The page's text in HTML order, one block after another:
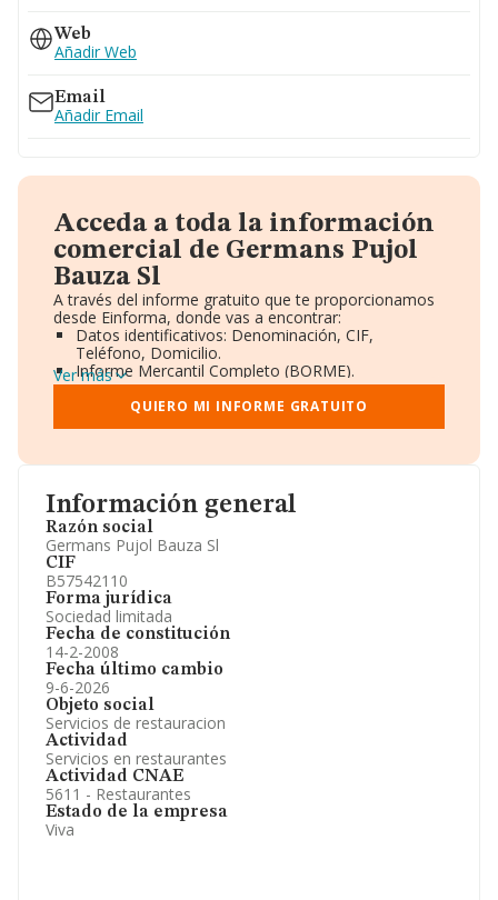
Información general
Razón social
Germans Pujol Bauza Sl
CIF
B57542110
Forma jurídica
Sociedad limitada
Fecha de constitución
14-2-2008
Fecha último cambio
9-6-2026
Objeto social
Servicios de restauracion
Actividad
Servicios en restaurantes
Actividad CNAE
5611 - Restaurantes
Estado de la empresa
Viva
Web
Añadir Web
Email
Añadir Email
Acceda a toda la información
comercial de Germans Pujol
Bauza Sl
A través del informe gratuito que te proporcionamos
desde Einforma, donde vas a encontrar:
Datos identificativos: Denominación, CIF,
Teléfono, Domicilio.
Informe Mercantil Completo (BORME).
Gráficos de Evolución Ventas y Empleados.
Consejo de Administración y Administradores.
Directivos y Ejecutivos.
Información oficial y registral complementaria.
Ver más
QUIERO MI INFORME GRATUITO